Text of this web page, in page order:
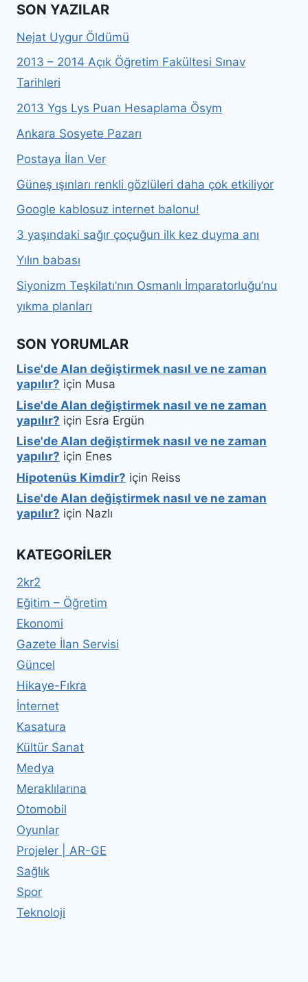
SON YAZILAR
Nejat Uygur Öldümü
2013 – 2014 Açık Öğretim Fakültesi Sınav
Tarihleri
2013 Ygs Lys Puan Hesaplama Ösym
Ankara Sosyete Pazarı
Postaya İlan Ver
Güneş ışınları renkli gözlüleri daha çok etkiliyor
Google kablosuz internet balonu!
3 yaşındaki sağır çoçuğun ilk kez duyma anı
Yılın babası
Siyonizm Teşkilatı’nın Osmanlı İmparatorluğu’nu
yıkma planları
SON YORUMLAR
Lise'de Alan değiştirmek nasıl ve ne zaman
yapılır? için Musa
Lise'de Alan değiştirmek nasıl ve ne zaman
yapılır? için Esra Ergün
Lise'de Alan değiştirmek nasıl ve ne zaman
yapılır? için Enes
Hipotenüs Kimdir? için Reiss
Lise'de Alan değiştirmek nasıl ve ne zaman
yapılır? için Nazlı
KATEGORILER
2kr2
Eğitim – Öğretim
Ekonomi
Gazete İlan Servisi
Güncel
Hikaye-Fıkra
İnternet
Kasatura
Kültür Sanat
Medya
Meraklılarına
Otomobil
Oyunlar
Projeler | AR-GE
Sağlık
Spor
Teknoloji